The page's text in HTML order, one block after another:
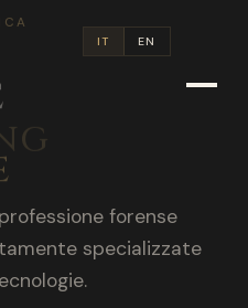
IT EN
per migliorare
e l'accessibilità dei
Cybersecurity,